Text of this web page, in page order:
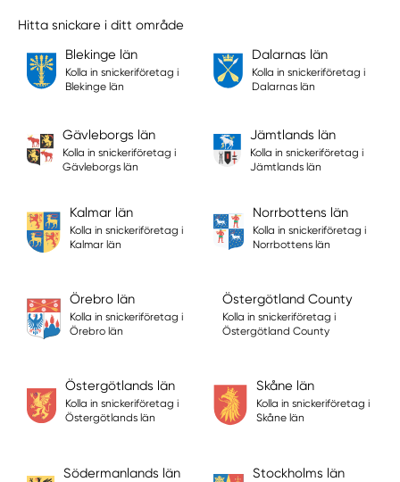
Hitta snickare i ditt område
Blekinge län
Kolla in snickeriföretag i
Blekinge län
Dalarnas län
Kolla in snickeriföretag i
Dalarnas län
Gävleborgs län
Kolla in snickeriföretag i
Gävleborgs län
Jämtlands län
Kolla in snickeriföretag i
Jämtlands län
Kalmar län
Kolla in snickeriföretag i
Kalmar län
Norrbottens län
Kolla in snickeriföretag i
Norrbottens län
Örebro län
Kolla in snickeriföretag i
Örebro län
Östergötland County
Kolla in snickeriföretag i
Östergötland County
Östergötlands län
Kolla in snickeriföretag i
Östergötlands län
Skåne län
Kolla in snickeriföretag i
Skåne län
Södermanlands län Stockholms län